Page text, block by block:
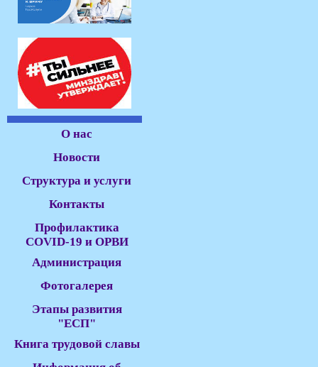
О нас
Новости
Структура и услуги
Контакты
Профилактика
COVID-19 и ОРВИ
Администрация
Фотогалерея
Этапы развития
"ЕСП"
Книга трудовой славы